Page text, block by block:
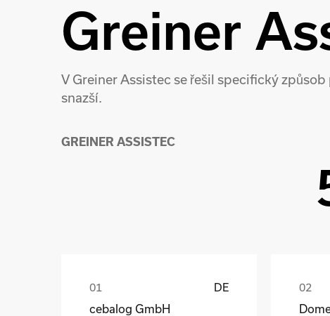
Greiner
V Greiner Assistec se řešil specifický
snazší.
GREINER ASSISTEC
DE
cebalog GmbH